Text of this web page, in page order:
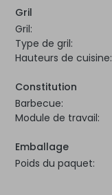
Gril
Gril:
Type de gril:
Hauteurs de cuisine:
Constitution
Barbecue:
Module de travail:
Emballage
Poids du paquet: